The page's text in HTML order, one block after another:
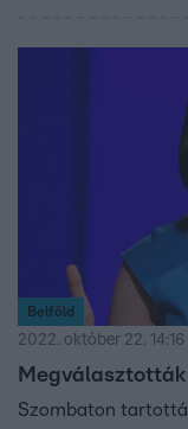
Belföld
2022. október 22. 14:16
Szombaton